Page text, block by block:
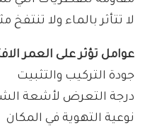
لا تتأثر بالماء ولا
عوامل تؤثر على العمر
جودة التركيب والتثبيت
درجة التعرض لأشعة
نوعية التهوية في المكان